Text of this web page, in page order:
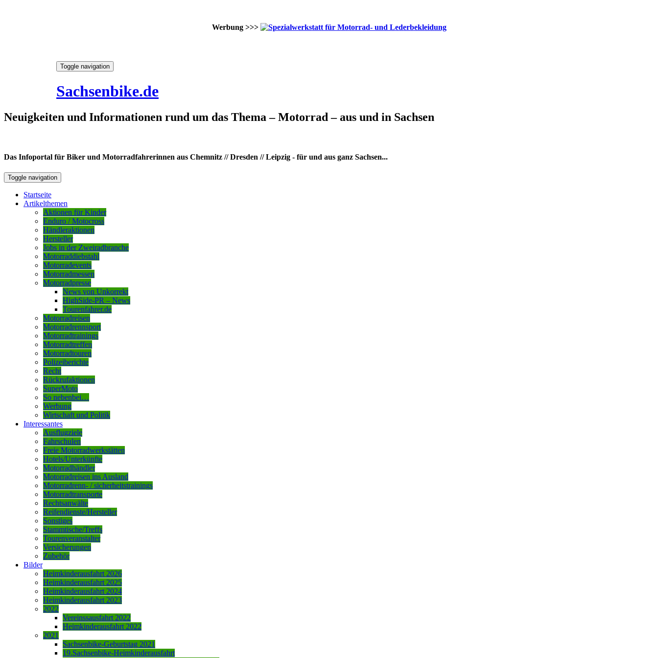
Werbung >>>
Toggle navigation
Sachsenbike.de
Neuigkeiten und Informationen rund um das Thema – Motorrad – aus und in Sachsen
Das Infoportal für Biker und Motorradfahrerinnen aus Chemnitz // Dresden // Leipzig - für und aus ganz Sachsen...
Toggle navigation
Startseite
Artikelthemen
Aktionen für Kinder
Enduro / Motocross
Händleraktionen
Hersteller
Jobs in der Zweiradbranche
Motorraddiebstahl
Motorradevents
Motorradmessen
Motorradpresse
News von Unkorrekt
HighSide-PR – News
Tourenfahrer.de
Motorradreisen
Motorradrennsport
Motorradtrainings
Motorradtreffen
Motorradtouren
Polizeiberichte
Recht
Rückrufaktionen
SuperMoto
So nebenbei…
Werbung
Wirtschaft und Politik
Interessantes
Ausflugziele
Fahrschulen
Freie Motorradwerkstätten
Hotels/Unterkünfte
Motorradhändler
Motorradreisen ins Ausland
Motorradrenn- / sicherheitstrainings
Motorradtransporte
Rechtsanwälte
Reifendienste/Hersteller
Sonstiges
Stammtische/Treffs
Tourenveranstalter
Versicherungen
Zubehör
Bilder
Heimkinderausfahrt 2026
Heimkinderausfahrt 2025
Heimkinderausfahrt 2024
Heimkinderausfahrt 2023
2022
Vereinssausfahrt 2022
Heimkinderausfahrt 2022
2021
Sachsenbike-Geburtstag 2021
19.Sachsenbike-Heimkinderausfahrt